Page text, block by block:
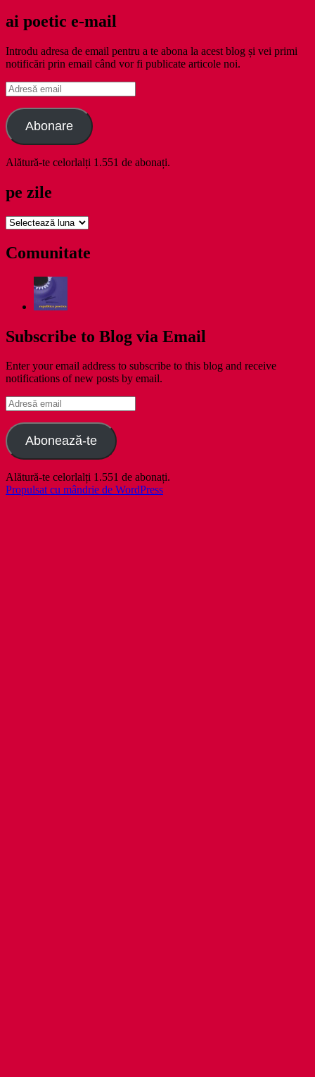
ai poetic e-mail
Introdu adresa de email pentru a te abona la acest blog și vei primi
notificări prin email când vor fi publicate articole noi.
Adresă
email
Abonare
Alătură-te celorlalți 1.551 de abonați.
pe zile
pe
Comunitate
Subscribe to Blog via Email
Enter your email address to subscribe to this blog and receive
notifications of new posts by email.
Adresă
email
Abonează-te
Alătură-te celorlalți 1.551 de abonați.
Propulsat cu mândrie de WordPress